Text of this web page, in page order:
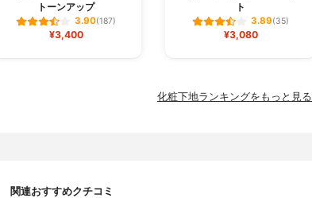
トーンアップ
3.90(187)
¥3,400
ト
3.89(35)
¥3,080
化粧下地ランキングをもっと見る
関連おすすめクチコミ